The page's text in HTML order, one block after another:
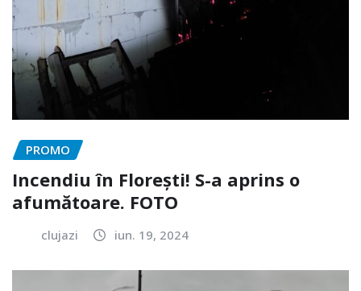
PROMO
Incendiu în Florești! S-a aprins o
afumătoare. FOTO
clujazi iun. 19, 2024